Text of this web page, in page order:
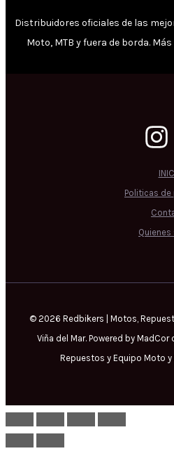
Distribuidores oficiales de las
Moto, MTB y fuera de borda.
Politicas de
© 2026 Redbikers | Motos,
Viña del Mar. Powered by
Repuestos y Equipo Moto y